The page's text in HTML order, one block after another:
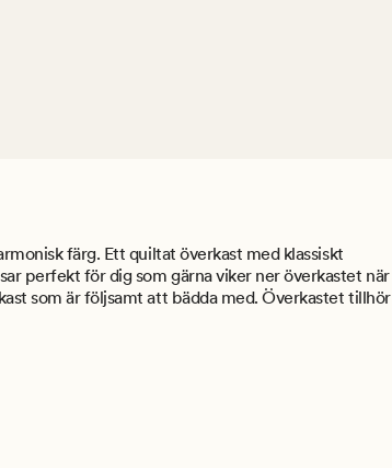
färg. Ett quiltat överkast med klassiskt
perfekt för dig som gärna viker ner överkastet när
som är följsamt att bädda med. Överkastet tillhör